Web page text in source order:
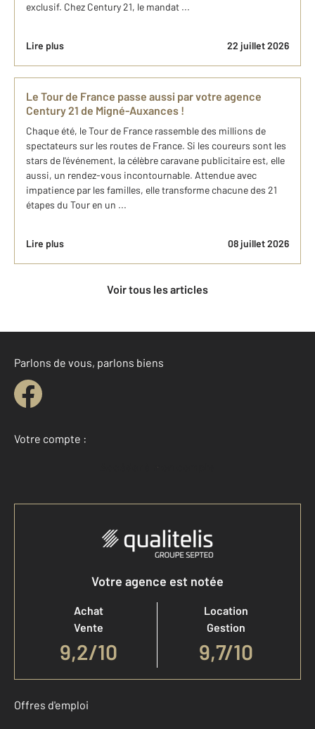
exclusif. Chez Century 21, le mandat ...
Lire plus 22 juillet 2026
Le Tour de France passe aussi par votre agence
Century 21 de Migné-Auxances !
Chaque été, le Tour de France rassemble des millions de
spectateurs sur les routes de France. Si les coureurs sont les
stars de l'événement, la célèbre caravane publicitaire est, elle
aussi, un rendez-vous incontournable. Attendue avec
impatience par les familles, elle transforme chacune des 21
étapes du Tour en un ...
Lire plus 08 juillet 2026
Voir tous les articles
Parlons de vous, parlons biens
Votre compte :
Accéder à mon compte
Votre agence est notée
Achat
Vente
9,2/10
Location
Gestion
9,7/10
Offres d'emploi